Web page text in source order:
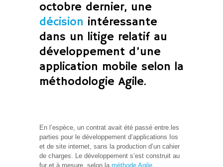
octobre dernier, une
décision intéressante
dans un litige relatif au
développement d’une
application mobile selon la
méthodologie Agile.
En l’espèce, un contrat avait été passé entre.les
parties pour le développement d’applications Ios
et de site internet, sans la production d’un cahier
de charges. Le développement s’est construit au
fur et à mesure, selon la méthode Agile,